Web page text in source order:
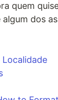
quem
dos